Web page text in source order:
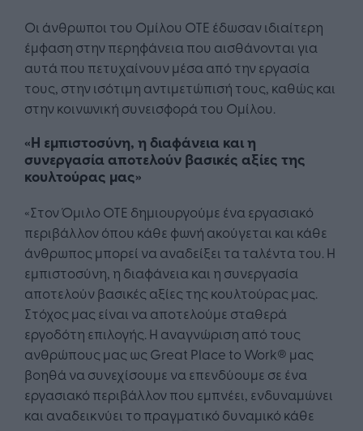
Οι άνθρωποι του Ομίλου ΟΤΕ έδωσαν ιδιαίτερη
έμφαση στην περηφάνεια που αισθάνονται για
αυτά που πετυχαίνουν μέσα από την εργασία
τους, στην ισότιμη αντιμετώπισή τους, καθώς και
στην κοινωνική συνεισφορά του Ομίλου.
«Η εμπιστοσύνη, η διαφάνεια και η
συνεργασία αποτελούν βασικές αξίες της
κουλτούρας μας»
«Στον Όμιλο ΟΤΕ δημιουργούμε ένα εργασιακό
περιβάλλον όπου κάθε φωνή ακούγεται και κάθε
άνθρωπος μπορεί να αναδείξει τα ταλέντα του. Η
εμπιστοσύνη, η διαφάνεια και η συνεργασία
αποτελούν βασικές αξίες της κουλτούρας μας.
Στόχος μας είναι να αποτελούμε σταθερά
εργοδότη επιλογής. Η αναγνώριση από τους
ανθρώπους μας ως Great Place to Work® μας
βοηθά να συνεχίσουμε να επενδύουμε σε ένα
εργασιακό περιβάλλον που εμπνέει, ενδυναμώνει
και αναδεικνύει το πραγματικό δυναμικό κάθε